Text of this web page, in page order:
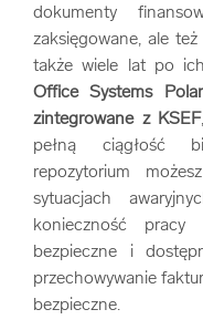
dokumenty
zaksięgowane, ale
także wiele lat po
Office Systems
zintegrowane z KSEF
pełną ciągłość
repozytorium
sytuacjach
konieczność
bezpieczne i
przechowywanie
bezpieczne.